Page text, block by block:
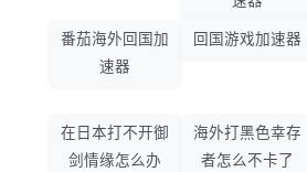
番茄海外回国加
速器
回国游戏加速器
在日本打不开御
剑情缘怎么办
海外打黑色幸存
者怎么不卡了